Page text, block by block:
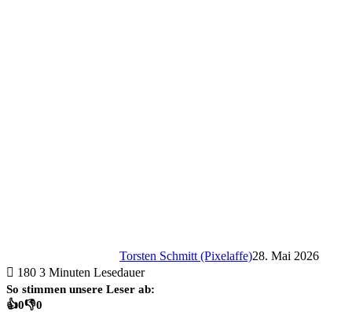
Torsten Schmitt (Pixelaffe)28. Mai 2026
180 3 Minuten Lesedauer
So stimmen unsere Leser ab:
👍0👎0